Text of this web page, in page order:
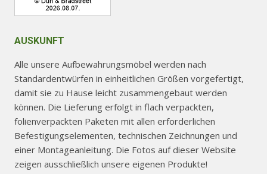
AUSKUNFT
Alle unsere Aufbewahrungsmöbel werden nach
Standardentwürfen in einheitlichen Größen vorgefertigt,
damit sie zu Hause leicht zusammengebaut werden
können. Die Lieferung erfolgt in flach verpackten,
folienverpackten Paketen mit allen erforderlichen
Befestigungselementen, technischen Zeichnungen und
einer Montageanleitung. Die Fotos auf dieser Website
zeigen ausschließlich unsere eigenen Produkte!